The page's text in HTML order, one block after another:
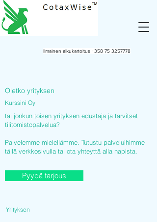
Ilmainen alkukartoitus +358 75 3257778
Oletko yrityksen
tai jonkun toisen yrityksen edustaja ja tarvitset
tilitomistopalvelua?
Palvelemme mielellämme. Tutustu palveluihimme
tällä verkkosivulla tai ota yhteyttä alla napista.
Kurssini Oy
Pyydä tarjous
Yrityksen